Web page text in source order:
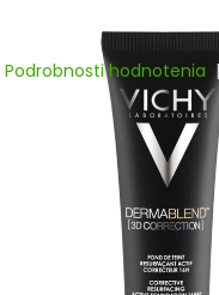
Podrobnosti hodnotenia